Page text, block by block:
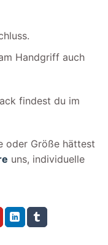
Handgriff auch
findest du im
oder Größe hättest
uns, individuelle